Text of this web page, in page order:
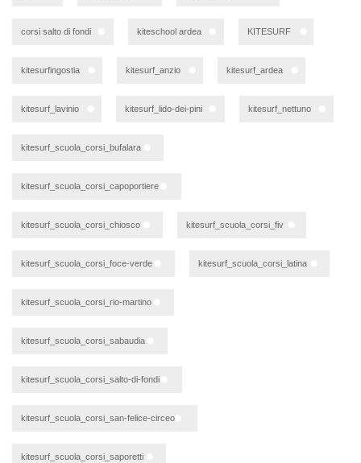
corsi salto di fondi kiteschool ardea KITESURF
kitesurfingostia kitesurf_anzio kitesurf_ardea
kitesurf_lavinio kitesurf_lido-dei-pini kitesurf_nettuno
kitesurf_scuola_corsi_bufalara
kitesurf_scuola_corsi_capoportiere
kitesurf_scuola_corsi_chiosco kitesurf_scuola_corsi_fiv
kitesurf_scuola_corsi_foce-verde kitesurf_scuola_corsi_latina
kitesurf_scuola_corsi_rio-martino
kitesurf_scuola_corsi_sabaudia
kitesurf_scuola_corsi_salto-di-fondi
kitesurf_scuola_corsi_san-felice-circeo
kitesurf_scuola_corsi_saporetti